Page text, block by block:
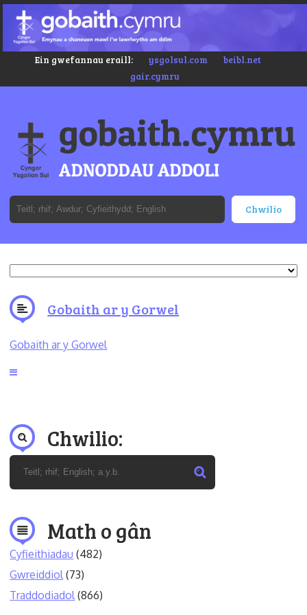
Ein gwefannau eraill: ysgolsul.com
beibl.net
gair.cymru
Gobaith ar y Gorwel
Gobaith ar y Gorwel
Chwilio:
Math o gân
Cyfieithiadau (482)
Gwreiddiol (73)
Traddodiadol (866)